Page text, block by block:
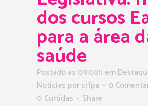
dos cursos
para a área
saúde
Postado as 09:08h em
Notícias porcrfpa
0
0 Curtidas Share